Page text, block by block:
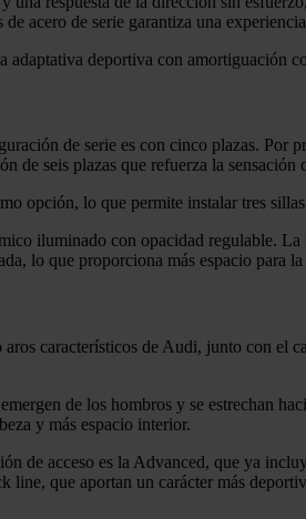
acero de serie garantiza una
deportiva con amortiguación
de serie es con cinco plazas. Por
seis plazas que refuerza la sensación
opción, lo que permite instalar tres
iluminado con opacidad regulable.
lo que proporciona más espacio para
característicos de Audi, junto con el
de los hombros y se estrechan
y más espacio interior.
de acceso es la Advanced, que ya
line, que aportan un carácter más